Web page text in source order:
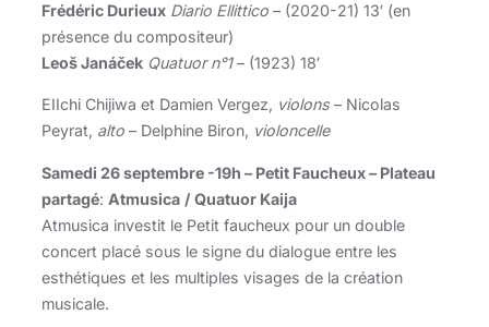
Frédéric Durieux Diario Ellittico – (2020-21) 13′ (en
présence du compositeur)
Leoš Janáček Quatuor n°1– (1923) 18′
EIIchi Chijiwa et Damien Vergez, violons – Nicolas
Peyrat, alto – Delphine Biron, violoncelle
Samedi 26 septembre -19h – Petit Faucheux – Plateau
partagé: Atmusica / Quatuor Kaija
Atmusica investit le Petit faucheux pour un double
concert placé sous le signe du dialogue entre les
esthétiques et les multiples visages de la création
musicale.